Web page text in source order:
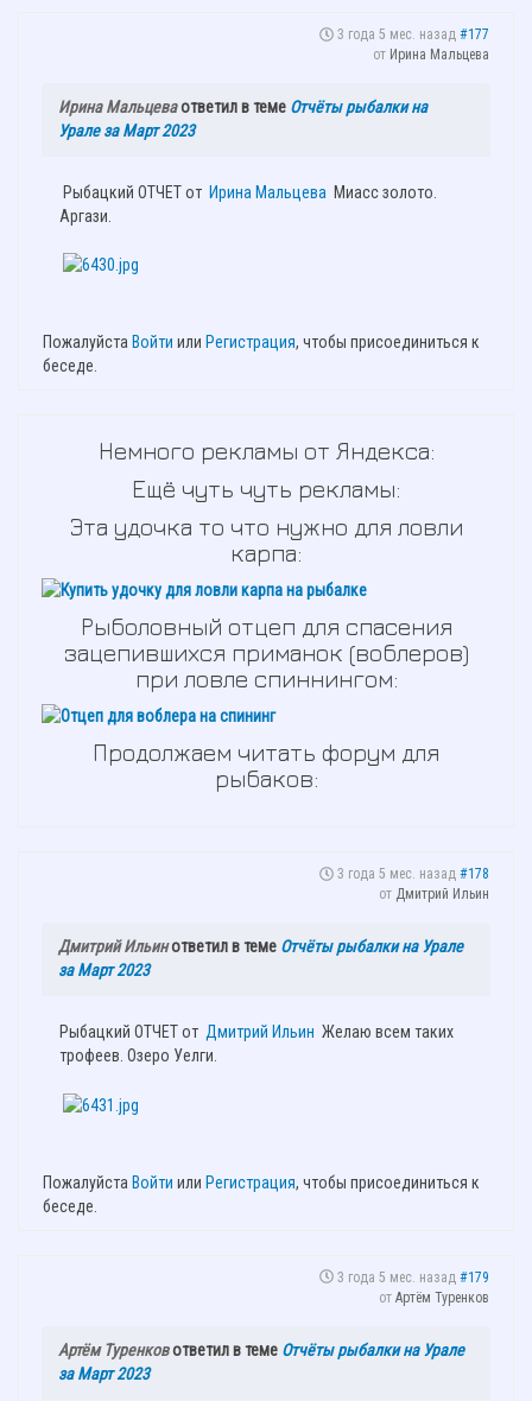
3 года 5 мес. назад #177
от Ирина Мальцева
Ирина Мальцеваответил в теме Отчёты рыбалки на
Урале за Март 2023
Рыбацкий ОТЧЕТ от Ирина Мальцева Миасс золото.
Аргази.
Пожалуйста Войти или Регистрация, чтобы присоединиться к
беседе.
Немного рекламы от Яндекса:
Ещё чуть чуть рекламы:
Эта удочка то что нужно для ловли
карпа:
Рыболовный отцеп для спасения
зацепившихся приманок (воблеров)
при ловле спиннингом:
Продолжаем читать форум для
рыбаков:
3 года 5 мес. назад #178
от Дмитрий Ильин
Дмитрий Ильинответил в теме Отчёты рыбалки на Урале
за Март 2023
Рыбацкий ОТЧЕТ от Дмитрий Ильин Желаю всем таких
трофеев. Озеро Уелги.
Пожалуйста Войти или Регистрация, чтобы присоединиться к
беседе.
3 года 5 мес. назад #179
от Артём Туренков
Артём Туренковответил в теме Отчёты рыбалки на Урале
за Март 2023